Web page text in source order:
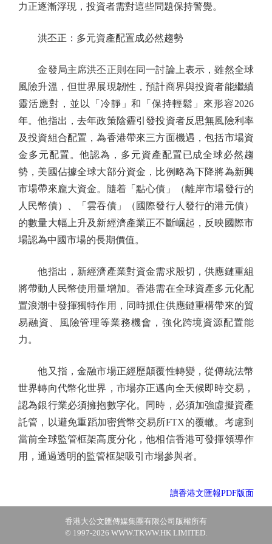
力正逐漸浮現，投資者需對這些問題保持警覺。
洪丕正：多元資產配置成必然趨勢
金發局主席洪丕正則在同一討論上表示，雖然全球
風險升溫，但世界展現韌性，預計商界與投資者能繼續
靈活應對，並以「冷靜」和「保持輕鬆」來形容2026
年。他指出，去年政策陰霾引發投資者反思無風險利率
及投資組合配置，為香港帶來三方面機遇，包括市場資
金多元配置。他認為，多元資產配置已成全球必然趨
勢，美國佔據全球大部分資金，比例略為下降將為新興
市場帶來龐大資金。隨着「點心債」（離岸市場發行的
人民幣債）、「雲吞債」（國際發行人發行的港元債）
的數量大幅上升及新經濟產業正不斷崛起，反映國際市
場認為中國市場的長期價值。
他指出，新經濟產業對資金需求殷切，供應鏈重組
將帶動人民幣使用量增加。香港需在全球資產多元化配
置浪潮中發揮獨特作用，同時抓住供應鏈重構帶來的貿
易融資、風險管理等業務機會，強化跨境資源配置能
力。
他又指，金融市場正經歷顛覆性轉變，從傳統法幣
世界轉向代幣化世界，市場亦正邁向全天候即時交易，
認為銀行業必須擁抱數字化。同時，必須加強虛擬資產
託管，以避免重蹈加密貨幣交易所FTX的覆轍。考慮到
當前全球監管框架高度分化，他相信香港可發揮領導作
用，通過透明的監管框架吸引市場參與者。
讀香港文匯報PDF版面
香港大公文匯傳媒集團有限公司版權所有
© 1997-2026 WWW.TKWW.HK LIMITED.